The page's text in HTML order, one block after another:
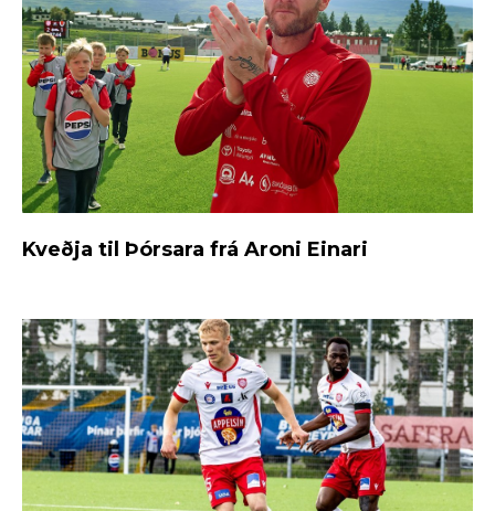
Kveðja til Þórsara frá Aroni Einari